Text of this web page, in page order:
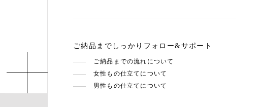
ご納品までしっかりフォロー&サポート
ご納品までの流れについて
女性もの仕立てについて
男性もの仕立てについて